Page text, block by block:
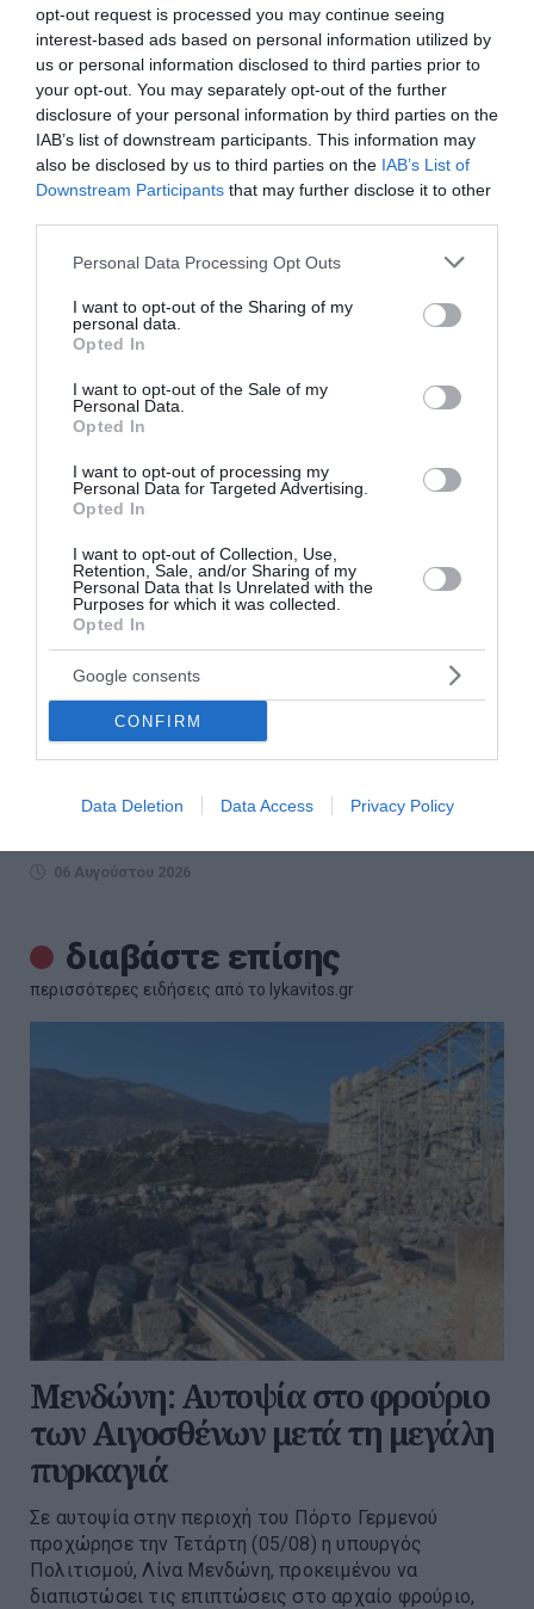
opt-out request is processed you may continue seeing
interest-based ads based on personal information utilized by
us or personal information disclosed to third parties prior to
your opt-out. You may separately opt-out of the further
disclosure of your personal information by third parties on the
IAB’s list of downstream participants. This information may
also be disclosed by us to third parties on the IAB’s List of
Downstream Participants that may further disclose it to other
Please note that this website/app uses one or more Google
not limited to your visit or usage behaviour. You may click to
grant or deny consent to Google and its third-party tags to
use your data for below specified purposes in below Google
consent section.
Personal Data Processing Opt Outs
I want to opt-out of the Sharing of my
personal data.
Opted In
I want to opt-out of the Sale of my
Personal Data.
Opted In
I want to opt-out of processing my
Personal Data for Targeted Advertising.
Opted In
I want to opt-out of Collection, Use,
Retention, Sale, and/or Sharing of my
Personal Data that Is Unrelated with the
Purposes for which it was collected.
Opted In
Google consents
CONFIRM
Data Deletion Data Access Privacy Policy
Marfin: Κλιμάκιο της ΕΛ.ΑΣ. σήμερα
παραλαμβάνει τη 46χρονη από τη Βρετανία
Στην Ελλάδα επιστρέφει σήμερα, Πέμπτη, η 46χρονη που
2010, μετά την ολοκλήρ...
06 Αυγούστου 2026
Σαν σήμερα - 6 Αυγούστου
Γεγονότα 1844: Το πρώτο τηλεγράφημα στην ιστορία του
Λονδίνου και αναγγέλλει τη γέννηση του πρίγκιπα
06 Αυγούστου 2026
διαβάστε επίσης
περισσότερες ειδήσεις από το lykavitos.gr
Μενδώνη: Αυτοψία στο φρούριο
των Αιγοσθένων μετά τη μεγάλη
πυρκαγιά
Σε αυτοψία στην περιοχή του Πόρτο Γερμενού
προχώρησε την Τετάρτη (05/08) η υπουργός
Πολιτισμού, Λίνα Μενδώνη, προκειμένου να
διαπιστώσει τις επιπτώσεις στο αρχαίο φρούριο,